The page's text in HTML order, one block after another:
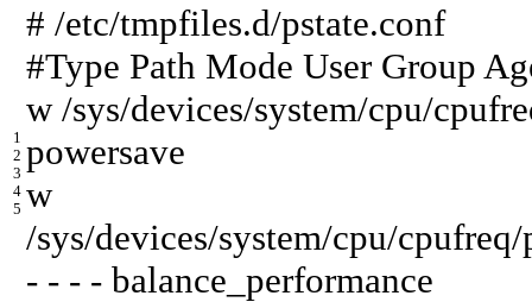
1
2
3
4
5
# /etc/tmpfiles.d/pstate.conf
#Type Path Mode User Group
w /sys/devices/system/cpu/
powersave
w
/sys/devices/system/cpu/cpufreq/
- - - - balance_performance